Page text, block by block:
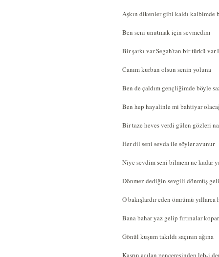
Aşkın dikenler gibi kaldı kalbimde
Ben seni unutmak için sevmedim
Bir şarkı var Segah'tan bir türkü var
Canım kurban olsun senin yoluna
Ben de çaldım gençliğimde böyle
Ben hep hayalinle mi bahtiyar
Bir taze heves verdi gülen gözleri
Her dil seni sevda ile söyler avunur
Niye sevdim seni bilmem ne kadar
Dönmez dediğin sevgili dönmüş
O bakışlardır eden ömrümü yıllarca
Bana bahar yaz gelip fırtınalar
Gönül kuşum takıldı saçının ağına
Kasrın açılan penceresinden leb-i